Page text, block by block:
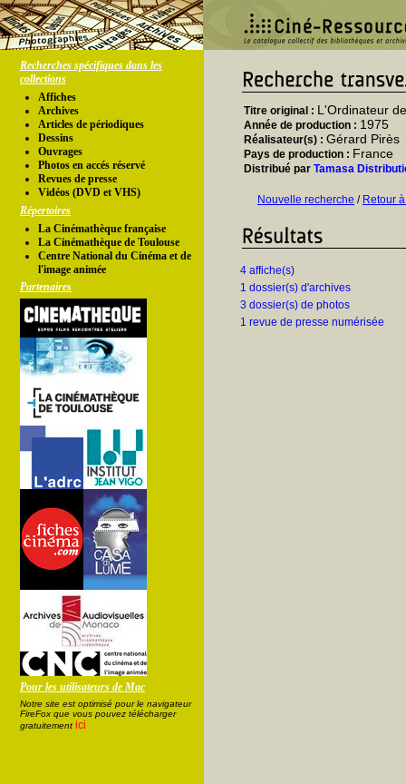
Recherches spécifiques dans les
collections
Affiches
Archives
Articles de périodiques
Dessins
Ouvrages
Photos en accés réservé
Revues de presse
Vidéos (DVD et VHS)
Répertoires
La Cinémathèque française
La Cinémathèque de Toulouse
Centre National du Cinéma et de
l'image animée
Partenaires
Pour les utilisateurs de Mac
Notre site est optimisé pour le navigateur
FireFox que vous pouvez télécharger
gratuitement ici
Titre original : L'Ordinateur
Année de production : 1975
Réalisateur(s) : Gérard Pirès
Pays de production : France
Distribué par Tamasa
Nouvelle recherche / Retour
4 affiche(s)
1 dossier(s) d'archives
3 dossier(s) de photos
1 revue de presse numérisée